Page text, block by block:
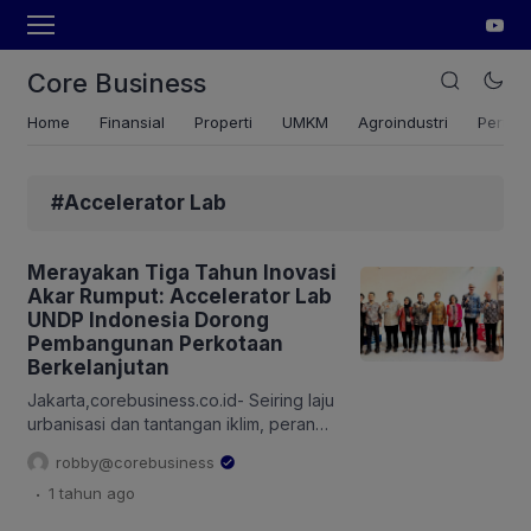
Core Business
Home Finansial Properti UMKM Agroindustri
#Accelerator Lab
Merayakan Tiga Tahun Inovasi
Akar Rumput: Accelerator Lab
UNDP Indonesia Dorong
Pembangunan Perkotaan
Berkelanjutan
Jakarta,corebusiness.co.id- Seiring laju
urbanisasi dan tantangan iklim, peran
masyarakat menjadi semakin penting
sebagai pendorong perubahan. Sejak
2021, Accelerator Lab UNDP Indonesia
robby@corebusiness
. 1 tahun ago